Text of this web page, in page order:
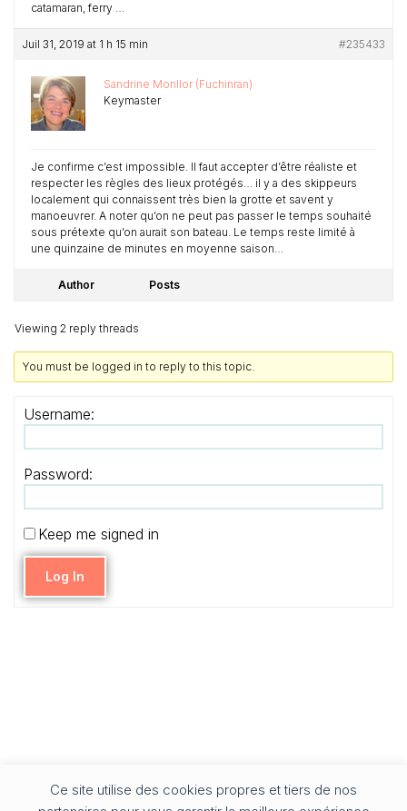
Ce site utilise des cookies propres et tiers de nos
catamaran, ferry …
Juil 31, 2019 at 1 h 15 min #235433
Sandrine Monllor (Fuchinran)
Keymaster
Je confirme c’est impossible. Il faut accepter d’être réaliste et
respecter les règles des lieux protégés… il y a des skippeurs
localement qui connaissent très bien la grotte et savent y
manoeuvrer. A noter qu’on ne peut pas passer le temps souhaité
sous prétexte qu’on aurait son bateau. Le temps reste limité à
une quinzaine de minutes en moyenne saison…
Author Posts
Viewing 2 reply threads
You must be logged in to reply to this topic.
Username:
Password:
Keep me signed in
Log In